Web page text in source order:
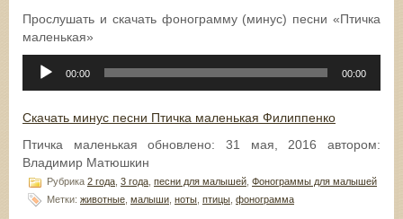
Прослушать и скачать фонограмму (минус) песни «Птичка
маленькая»
Аудиоплеер
00:00 00:00
Скачать минус песни Птичка маленькая Филиппенко
Птичка маленькая обновлено:31 мая, 2016 автором:
Владимир Матюшкин
Рубрика 2 года 3 года песни для малышей Фонограммы для малышей
Метки: животные малыши ноты птицы фонограмма